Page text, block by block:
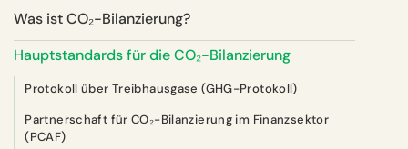
Was ist CO₂-Bilanzierung?
Hauptstandards für die CO₂-Bilanzierung
Protokoll über Treibhausgase (GHG-Protokoll)
Partnerschaft für CO₂-Bilanzierung im Finanzsektor
(PCAF)